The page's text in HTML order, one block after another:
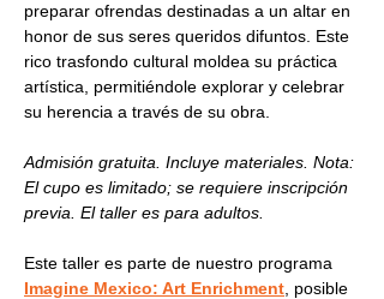
preparar ofrendas destinadas a un altar en
honor de sus seres queridos difuntos. Este
rico trasfondo cultural moldea su práctica
artística, permitiéndole explorar y celebrar
su herencia a través de su obra.
Admisión gratuita. Incluye materiales. Nota:
El cupo es limitado; se requiere inscripción
previa. El taller es para adultos.
Este taller es parte de nuestro programa
Imagine Mexico: Art Enrichment , posible